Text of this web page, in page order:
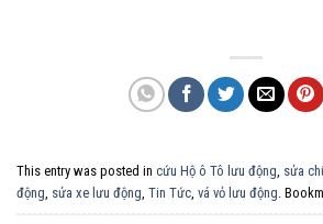
This entry was posted in cứu Hộ ô Tô lưu động, sửa
động, sửa xe lưu động, Tin Tức, vá vỏ lưu động.